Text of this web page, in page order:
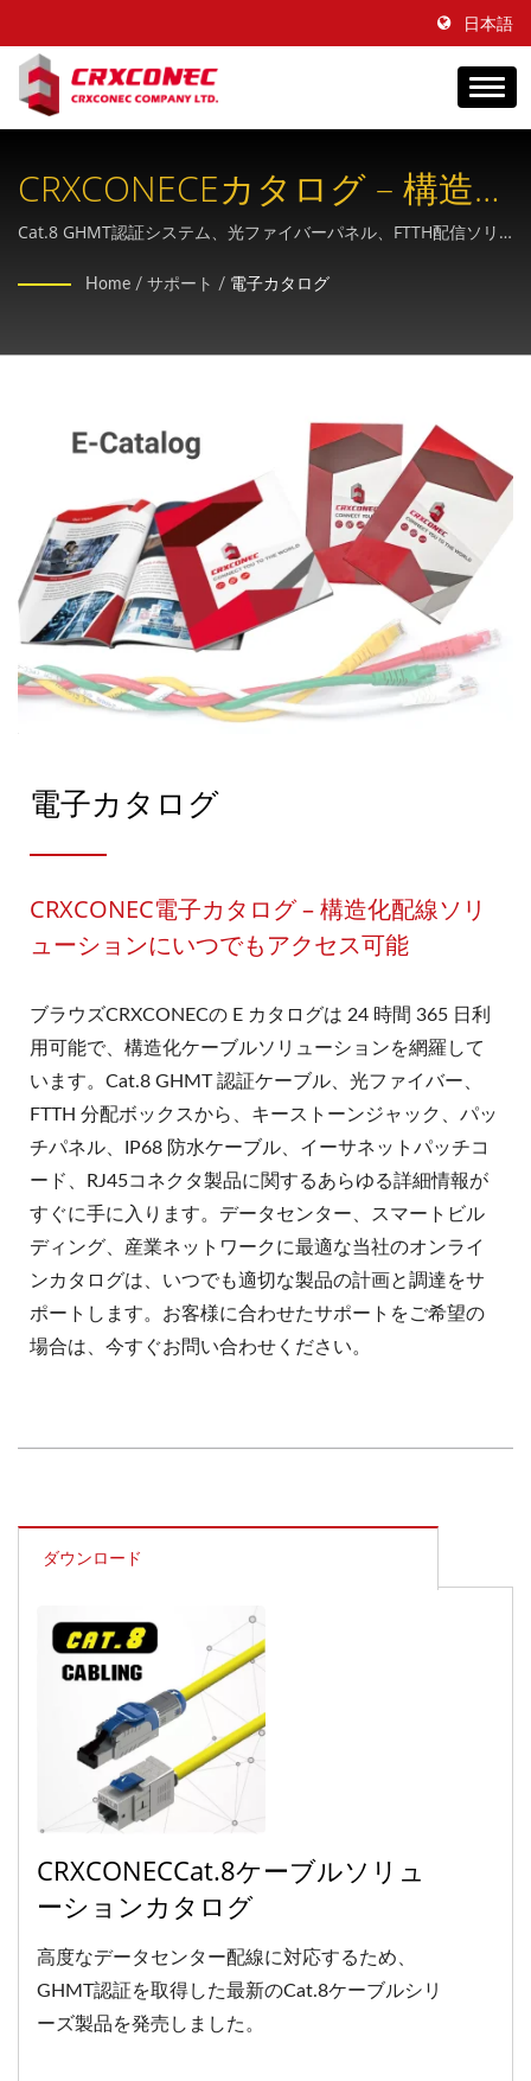
日本語
CRXCONECEカタログ – 構造化
配線ソリューションへの24時
間365日アクセス可能なゲート
Cat.8 GHMT認証システム、光ファイバーパネル、FTTH配信ソリ
ファイバーケーブル製品を、オンラインカタログからいつでもご
Home / サポート / 電子カタログ
電子カタログ
CRXCONEC電子カタログ – 構造化配線ソリ
ューションにいつでもアクセス可能
ブラウズCRXCONECの E カタログは 24 時間 365 日利
用可能で、構造化ケーブルソリューションを網羅して
います。Cat.8 GHMT 認証ケーブル、光ファイバー、
FTTH 分配ボックスから、キーストーンジャック、パッ
チパネル、IP68 防水ケーブル、イーサネットパッチコ
ード、RJ45コネクタ製品に関するあらゆる詳細情報が
すぐに手に入ります。データセンター、スマートビル
ディング、産業ネットワークに最適な当社のオンライ
ンカタログは、いつでも適切な製品の計画と調達をサ
ポートします。お客様に合わせたサポートをご希望の
場合は、今すぐお問い合わせください。
ダウンロード
CRXCONECCat.8ケーブルソリュ
ーションカタログ
高度なデータセンター配線に対応するため、
GHMT認証を取得した最新のCat.8ケーブルシリ
ーズ製品を発売しました。